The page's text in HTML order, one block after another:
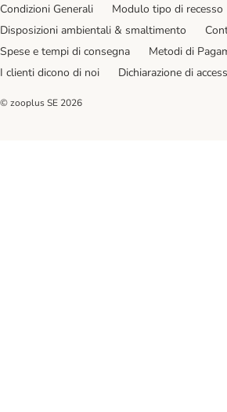
Condizioni Generali
Modulo tipo di recesso
Disposizioni ambientali & smaltimento
Spese e tempi di consegna
Metodi di
I clienti dicono di noi
Dichiarazione di
© zooplus SE 2026